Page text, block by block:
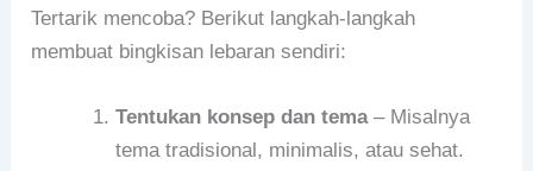
Tertarik mencoba? Berikut langkah-langkah
membuat bingkisan lebaran sendiri:
Tentukan konsep dan tema– Misalnya
tema tradisional, minimalis, atau sehat.